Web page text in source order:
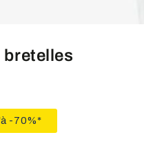
bretelles
-70%*